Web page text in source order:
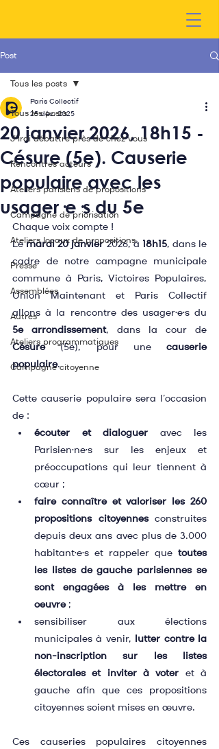
Post
Tous les posts
J'irai débattre près de chez vous
Rencontres acteurs
Ateliers parisiens de propositions
Campagne de priorisation
Ateliers locaux de propositions
Presse
Assemblées
Autres
Ateliers programmatiques
Campagne citoyenne
Tous les posts
20 janvier 2026, 18h15 -
Césure (5e). Causerie
populaire avec les
usager·e·s du 5e
Paris Collectif
25 déc. 2025
Chaque voix compte !
Le mardi 20 janvier 2026, à 18h15, dans le
cadre de notre campagne municipale
commune à Paris, Victoires Populaires,
Union Maintenant et Paris Collectif
5e arrondissement
Césure (5e), pour une causerie
populaire.
Cette causerie populaire sera l’occasion
de :
écouter et dialoguer avec les
Parisien·ne·s sur les enjeux et
préoccupations qui leur tiennent à
cœur ;
faire connaître et valoriser les 260
propositions citoyennes construites
depuis deux ans avec plus de 3.000
habitant·e·s et rappeler que toutes
les listes de gauche parisiennes se
sont engagées à les mettre en
oeuvre ;
sensibiliser aux élections
municipales à venir,
lutter contre la
non-inscription sur les listes
électorales et inviter à voter et à
gauche afin que ces propositions
citoyennes soient mises en œuvre.
Ces causeries populaires citoyennes